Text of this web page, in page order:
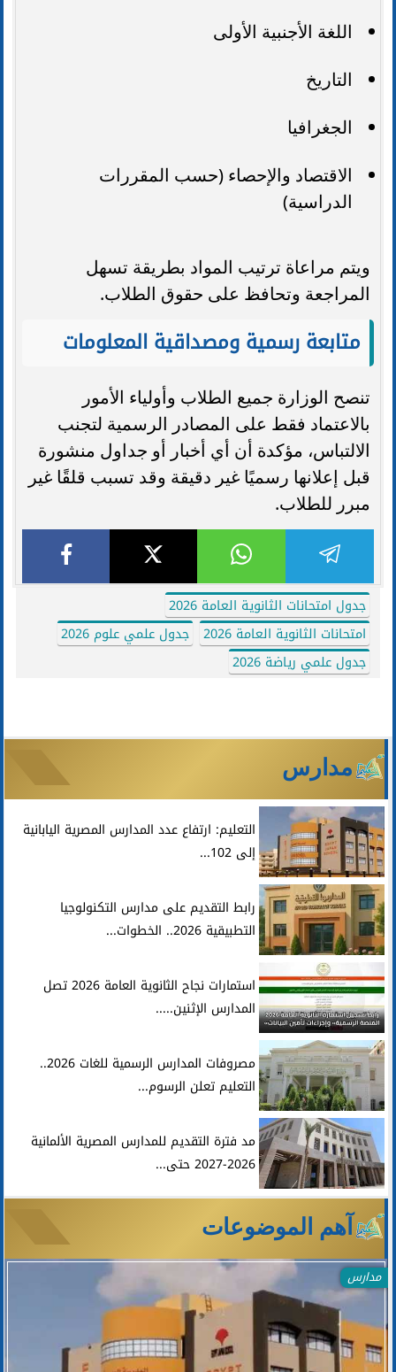
اللغة الأجنبية الأولى
التاريخ
الجغرافيا
الاقتصاد والإحصاء (حسب المقررات
الدراسية)
ويتم مراعاة ترتيب المواد بطريقة تسهل
المراجعة وتحافظ على حقوق الطلاب.
متابعة رسمية ومصداقية المعلومات
تنصح الوزارة جميع الطلاب وأولياء الأمور
بالاعتماد فقط على المصادر الرسمية لتجنب
الالتباس، مؤكدة أن أي أخبار أو جداول منشورة
قبل إعلانها رسميًا غير دقيقة وقد تسبب قلقًا غير
مبرر للطلاب.
جدول امتحانات الثانوية العامة 2026
امتحانات الثانوية العامة 2026
جدول علمي علوم 2026
جدول علمي رياضة 2026
مدارس
التعليم: ارتفاع عدد المدارس المصرية اليابانية
إلى 102...
رابط التقديم على مدارس التكنولوجيا
التطبيقية 2026.. الخطوات...
استمارات نجاح الثانوية العامة 2026 تصل
المدارس الإثنين.....
مصروفات المدارس الرسمية للغات 2026..
التعليم تعلن الرسوم...
مد فترة التقديم للمدارس المصرية الألمانية
2026-2027 حتى...
آهم الموضوعات
مدارس